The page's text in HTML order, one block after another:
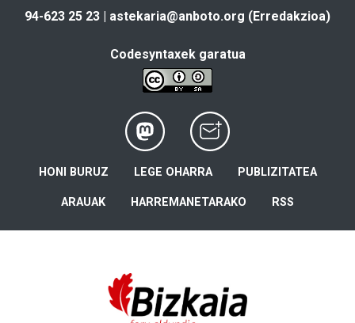
94-623 25 23 | astekaria@anboto.org (Erredakzioa)
Codesyntaxek garatua
HONI BURUZ LEGE OHARRA PUBLIZITATEA
ARAUAK HARREMANETARAKO RSS